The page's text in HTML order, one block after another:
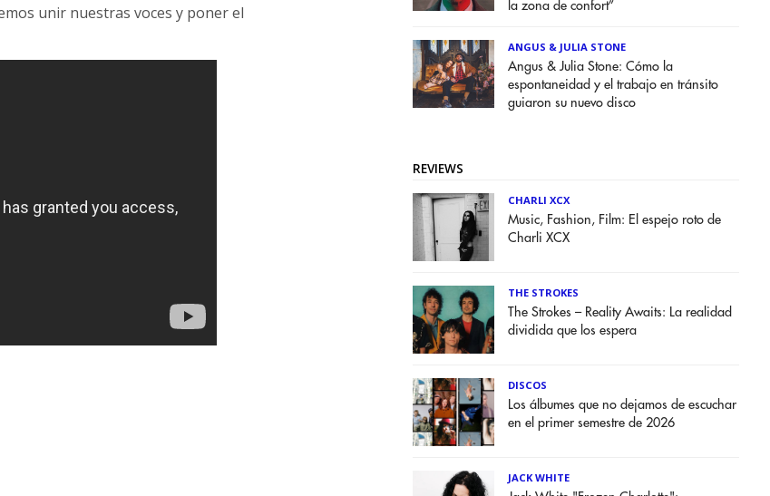
unir nuestras voces y poner el
la zona de confort”
ANGUS & JULIA STONE
Angus & Julia Stone: Cómo la
espontaneidad y el trabajo en tránsito
guiaron su nuevo disco
REVIEWS
CHARLI XCX
Music, Fashion, Film: El espejo roto de
Charli XCX
THE STROKES
The Strokes – Reality Awaits: La realidad
dividida que los espera
DISCOS
Los álbumes que no dejamos de escuchar
en el primer semestre de 2026
JACK WHITE